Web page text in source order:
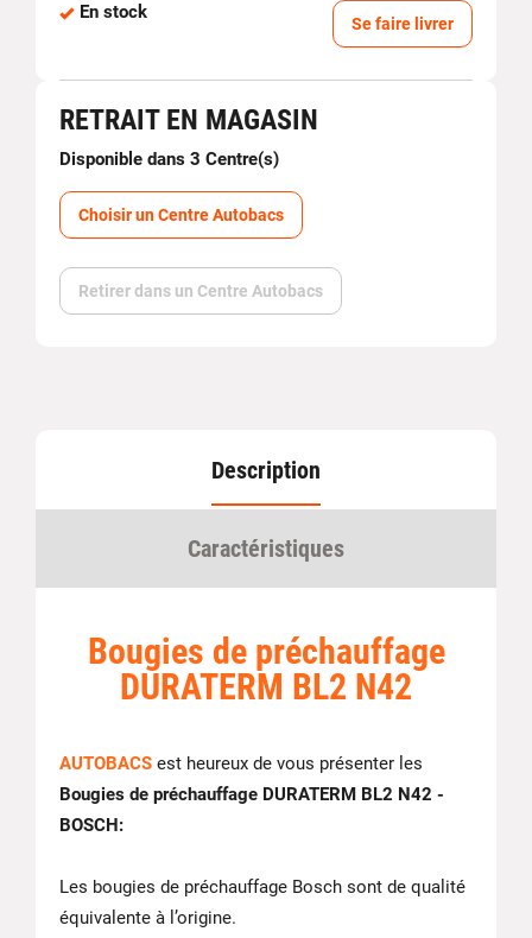
En stock
Se faire livrer
RETRAIT EN MAGASIN
Disponible dans 3 Centre(s)
Choisir un Centre Autobacs
Retirer dans un Centre Autobacs
Description
Caractéristiques
Bougies de préchauffage
DURATERM BL2 N42
AUTOBACS est heureux de vous présenter les
Bougies de préchauffage DURATERM BL2 N42 -
BOSCH:
Les bougies de préchauffage Bosch sont de qualité
équivalente à l’origine.